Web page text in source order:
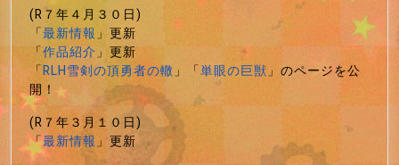
(R７年４月３０日)
「最新情報」更新
「作品紹介」更新
「RLH雪剣の頂勇者の轍」「単眼の巨獣」のページを公
開！
(R７年３月１０日)
「最新情報」更新